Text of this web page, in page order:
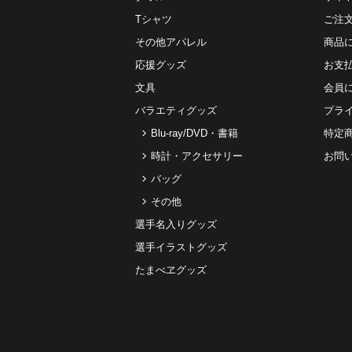
Tシャツ
その他アパレル
応援グッズ
文具
バラエティグッズ
Blu-ray/DVD・書籍
時計・アクセサリー
バッグ
その他
選手名入りグッズ
選手イラストグッズ
たまべヱグッズ
ご注
商品
お⽀
会員
プラ
特定
お問